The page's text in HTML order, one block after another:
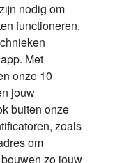
Focus
Focus
Years
nodig om
functioneren.
Met
onze 10
jouw
buiten onze
zoals
om
zo jouw